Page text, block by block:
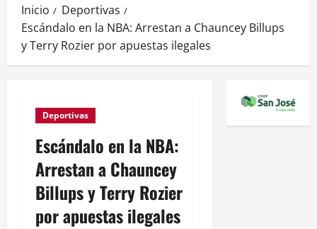
Inicio
Deportivas
Escándalo en la NBA: Arrestan a Chauncey Billups
y Terry Rozier por apuestas ilegales
Deportivas
Escándalo en la NBA:
Arrestan a Chauncey
Billups y Terry Rozier
por apuestas ilegales